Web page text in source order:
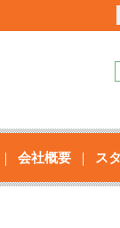
会社概要 ス